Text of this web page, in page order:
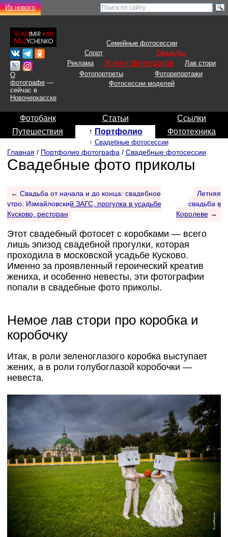
Из нового
О
фотографе—
сейчас в
Новочеркасске
Семейные фотосессии
Спорт
Свадьбы
Реклама
Услуги фотографа
Лав стори
Фотопортреты
Фоторепортажи
Фотосессии моделей
Фотобанк Статьи
Ссылки
Путешествия
↑ Портфолио
↑ Свадебные фотосессии
Фототехника
Главная / Портфолио фотографа/ Свадебные фотосессии
Свадебные фото приколы
← Свадьба от начала и до конца: свадебное
утро, Измайловский ЗАГС, прогулка в усадьбе
Кусково, ресторан
Летняя
свадьба в
Королеве→
Этот свадебный фотосет с коробками — всего
лишь эпизод свадебной прогулки, которая
проходила в московской усадьбе Кусково.
Именно за проявленный героический креатив
жениха, и особенно невесты, эти фотографии
попали в свадебные фото приколы.
Немое лав стори про коробка и
коробочку
Итак, в роли зеленоглазого коробка выступает
жених, а в роли голубоглазой коробочки —
невеста.